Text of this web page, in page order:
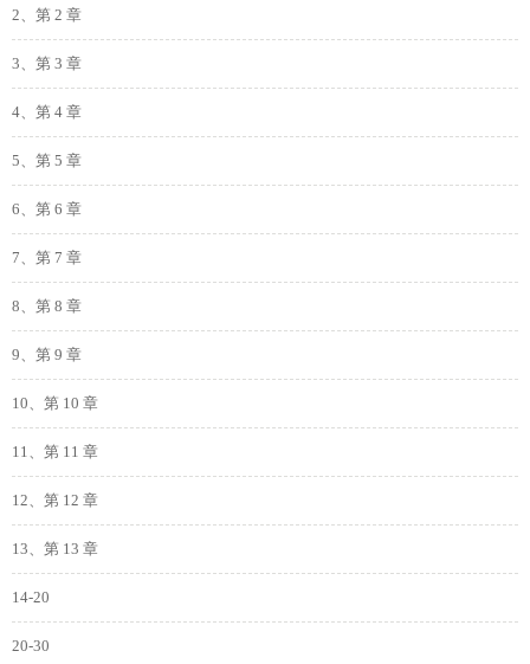
2、第 2 章
3、第 3 章
4、第 4 章
5、第 5 章
6、第 6 章
7、第 7 章
8、第 8 章
9、第 9 章
10、第 10 章
11、第 11 章
12、第 12 章
13、第 13 章
14-20
20-30